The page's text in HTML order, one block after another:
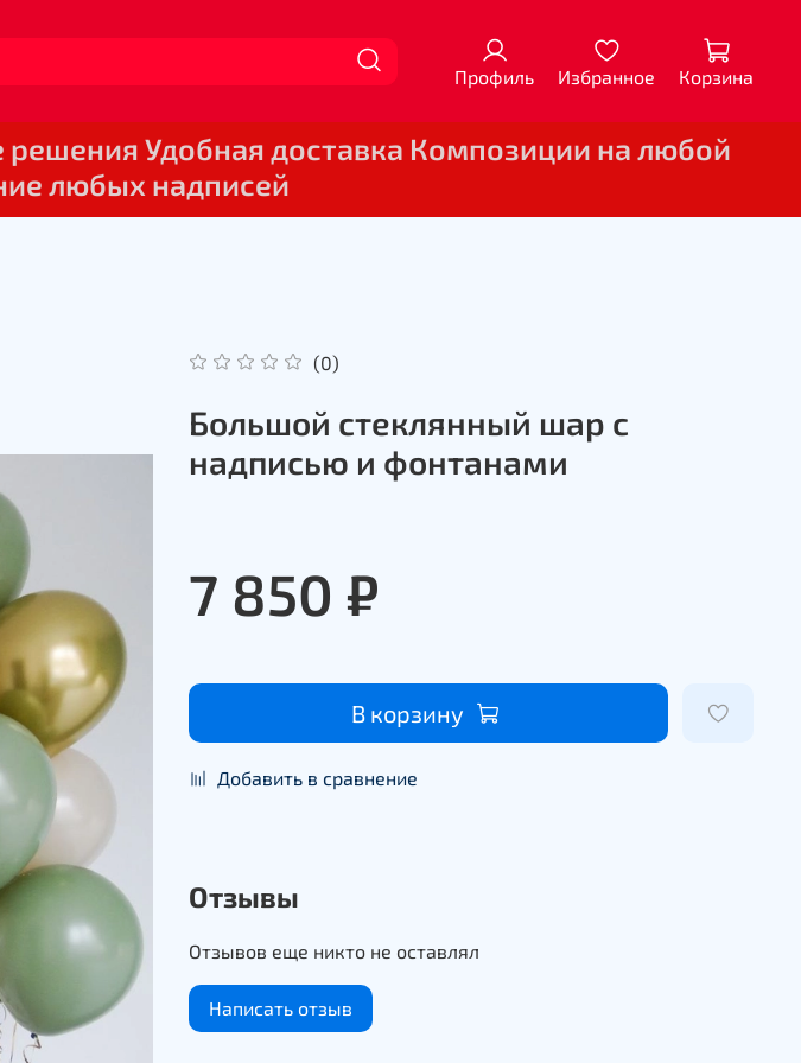
Профиль Избранное Корзина
Удобная доставка Композиции на любой
любых надписей
(0)
Большой стеклянный шар с
надписью и фонтанами
7 850 ₽
В корзину
Добавить в сравнение
Отзывы
Отзывов еще никто не оставлял
Написать отзыв